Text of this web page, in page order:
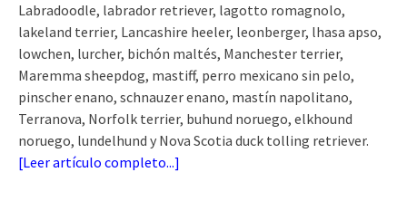
Labradoodle, labrador retriever, lagotto romagnolo,
lakeland terrier, Lancashire heeler, leonberger, lhasa apso,
lowchen, lurcher, bichón maltés, Manchester terrier,
Maremma sheepdog, mastiff, perro mexicano sin pelo,
pinscher enano, schnauzer enano, mastín napolitano,
Terranova, Norfolk terrier, buhund noruego, elkhound
noruego, lundelhund y Nova Scotia duck tolling retriever.
[Leer artículo completo...]